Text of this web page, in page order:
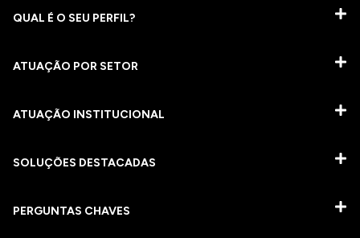
QUAL É O SEU PERFIL?
ATUAÇÃO POR SETOR
ATUAÇÃO INSTITUCIONAL
SOLUÇÕES DESTACADAS
PERGUNTAS CHAVES​